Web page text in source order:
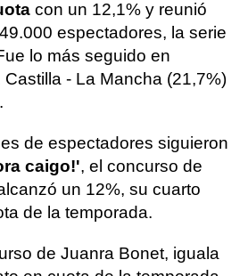
con un 12,1% y reunió
espectadores, la serie
lo más seguido en
- La Mancha (21,7%)
de espectadores siguieron
caigo!', el concurso de
un 12%, su cuarto
de la temporada.
de Juanra Bonet, iguala